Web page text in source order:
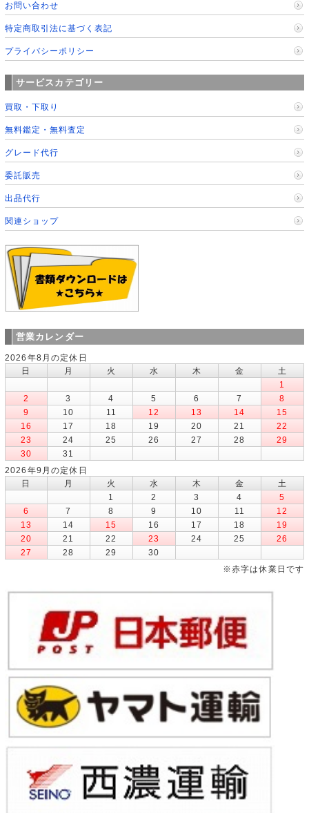
お問い合わせ
特定商取引法に基づく表記
プライバシーポリシー
サービスカテゴリー
買取・下取り
無料鑑定・無料査定
グレード代行
委託販売
出品代行
関連ショップ
営業カレンダー
2026年8月の定休日
日
月 火 水 木 金
土
1
2
3 4 5 6 7
8
9
10 11 12 13 14
15
16
17 18 19 20 21
22
23
24 25 26 27 28
29
30
31
2026年9月の定休日
日
月 火 水 木 金
土
1
2 3 4
5
6
7 8 9 10 11
12
13
14 15 16 17 18
19
20
21 22 23 24 25
26
27
28 29
30
※赤字は休業日です